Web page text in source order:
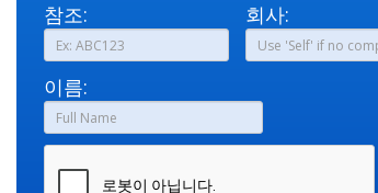
참조: 회사:
이름: